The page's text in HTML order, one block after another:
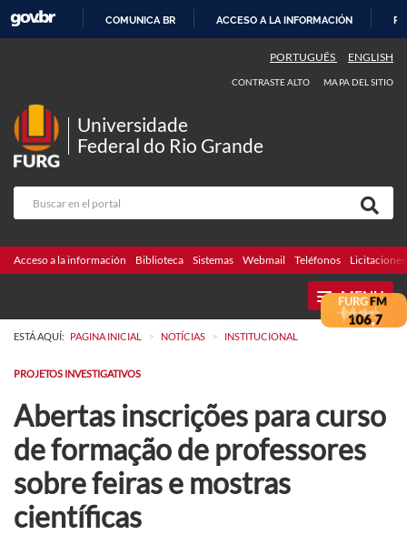
CONTENIDO
COMUNICA BR ACCESO A LA INFORMACIÓN
PORTUGUÊS ENGLISH
CONTRASTE ALTO MAPA DEL SITIO
Universidade
Federal do Rio Grande
Acceso a la información Biblioteca Sistemas Webmail Teléfonos Licitaciones
MENU
ESTÁ AQUÍ: PAGINA INICIAL > NOTÍCIAS > INSTITUCIONAL
PROJETOS INVESTIGATIVOS
Abertas inscrições para curso
de formação de professores
sobre feiras e mostras
científicas